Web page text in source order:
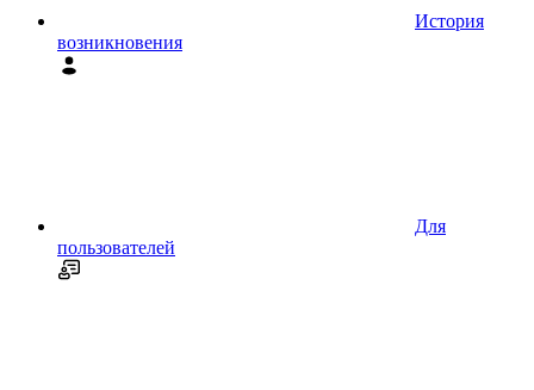
История
возникновения
Для
пользователей